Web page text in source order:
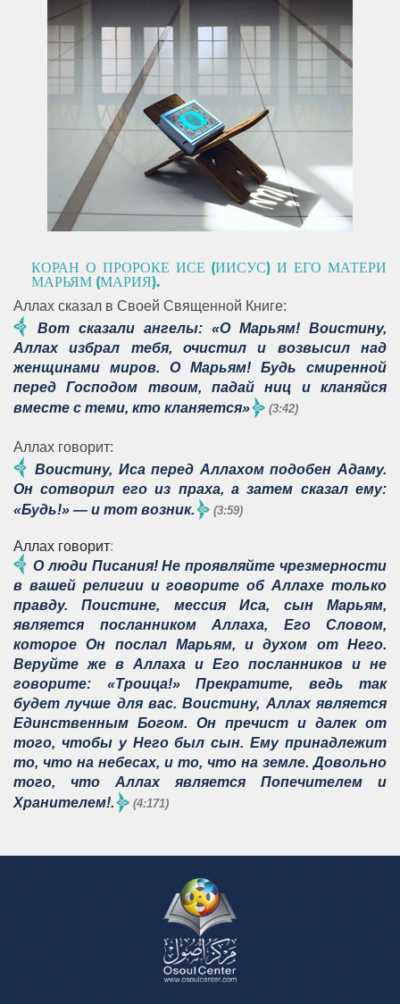
КОРАН О ПРОРОКЕ ИСЕ (ИИСУС) И ЕГО МАТЕРИ
МАРЬЯМ (МАРИЯ).
Аллах сказал в Своей Священной Книге:
Вот сказали ангелы: «О Марьям! Воистину,
Аллах избрал тебя, очистил и возвысил над
женщинами миров. О Марьям! Будь смиренной
перед Господом твоим, падай ниц и кланяйся
вместе с теми, кто кланяется»
(3:42)
Аллах говорит:
Воистину, Иса перед Аллахом подобен Адаму.
Он сотворил его из праха, а затем сказал ему:
«Будь!» — и тот возник.
(3:59)
Аллах говорит:
О люди Писания! Не проявляйте чрезмерности
в вашей религии и говорите об Аллахе только
правду. Поистине, мессия Иса, сын Марьям,
является посланником Аллаха, Его Словом,
которое Он послал Марьям, и духом от Него.
Веруйте же в Аллаха и Его посланников и не
говорите: «Троица!» Прекратите, ведь так
будет лучше для вас. Воистину, Аллах является
Единственным Богом. Он пречист и далек от
того, чтобы у Него был сын. Ему принадлежит
то, что на небесах, и то, что на земле. Довольно
того, что Аллах является Попечителем и
Хранителем!.
(4:171)